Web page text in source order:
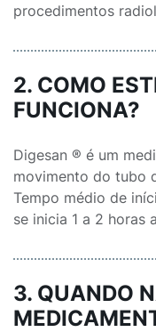
procedimentos
2. COMO
FUNCIONA?
Digesan ® é um
movimento do tubo
Tempo médio de
se inicia 1 a 2 horas
3. QUANDO